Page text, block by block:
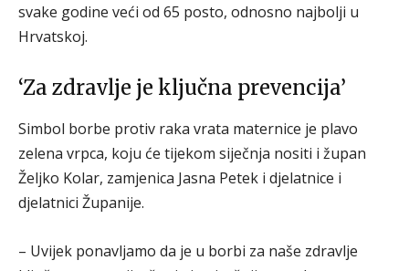
svake godine veći od 65 posto, odnosno najbolji u
Hrvatskoj.
‘Za zdravlje je ključna prevencija’
Simbol borbe protiv raka vrata maternice je plavo
zelena vrpca, koju će tijekom siječnja nositi i župan
Željko Kolar, zamjenica Jasna Petek i djelatnice i
djelatnici Županije.
– Uvijek ponavljamo da je u borbi za naše zdravlje